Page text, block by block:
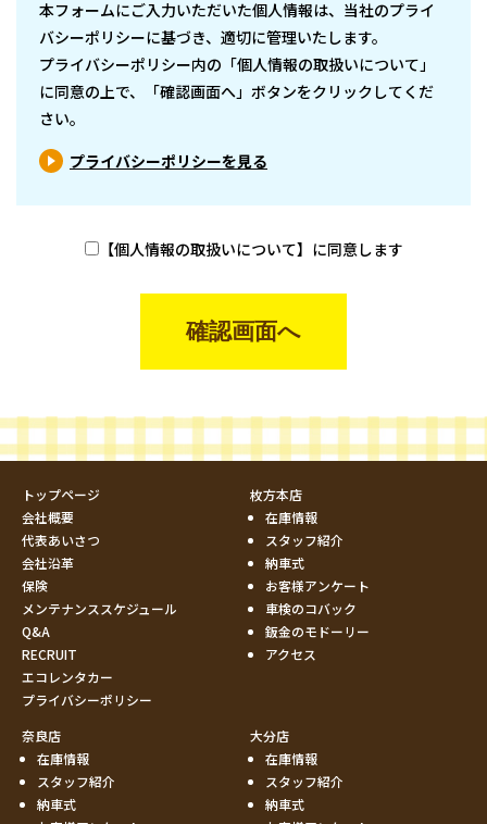
本フォームにご入力いただいた個人情報は、当社のプライ
バシーポリシーに基づき、適切に管理いたします。
プライバシーポリシー内の「個人情報の取扱いについて」
に同意の上で、「確認画面へ」ボタンをクリックしてくだ
さい。
プライバシーポリシーを見る
【個人情報の取扱いについて】に同意します
トップページ
会社概要
代表あいさつ
会社沿革
保険
メンテナンススケジュール
Q&A
RECRUIT
エコレンタカー
プライバシーポリシー
枚方本店
在庫情報
スタッフ紹介
納車式
お客様アンケート
車検のコバック
鈑金のモドーリー
アクセス
奈良店
在庫情報
スタッフ紹介
納車式
大分店
在庫情報
スタッフ紹介
納車式